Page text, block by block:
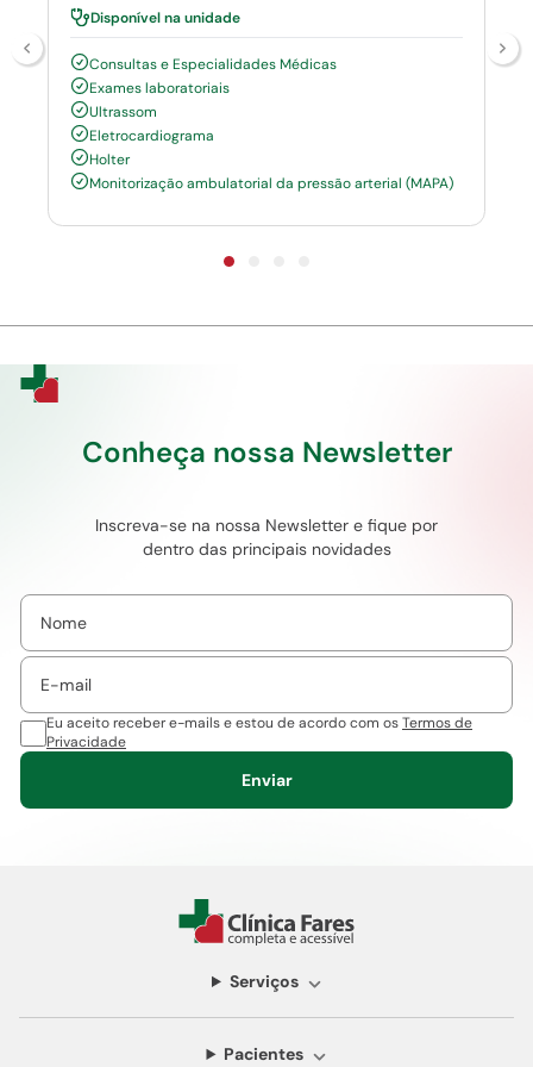
Disponível na unidade
Consultas e Especialidades Médicas
Exames laboratoriais
Ultrassom
Eletrocardiograma
Holter
Monitorização ambulatorial da pressão arterial (MAPA)
Conheça nossa Newsletter
Inscreva-se na nossa Newsletter e fique por
dentro das principais novidades
Eu aceito receber e-mails e estou de acordo com osTermos de
Privacidade
Enviar
Serviços
Pacientes